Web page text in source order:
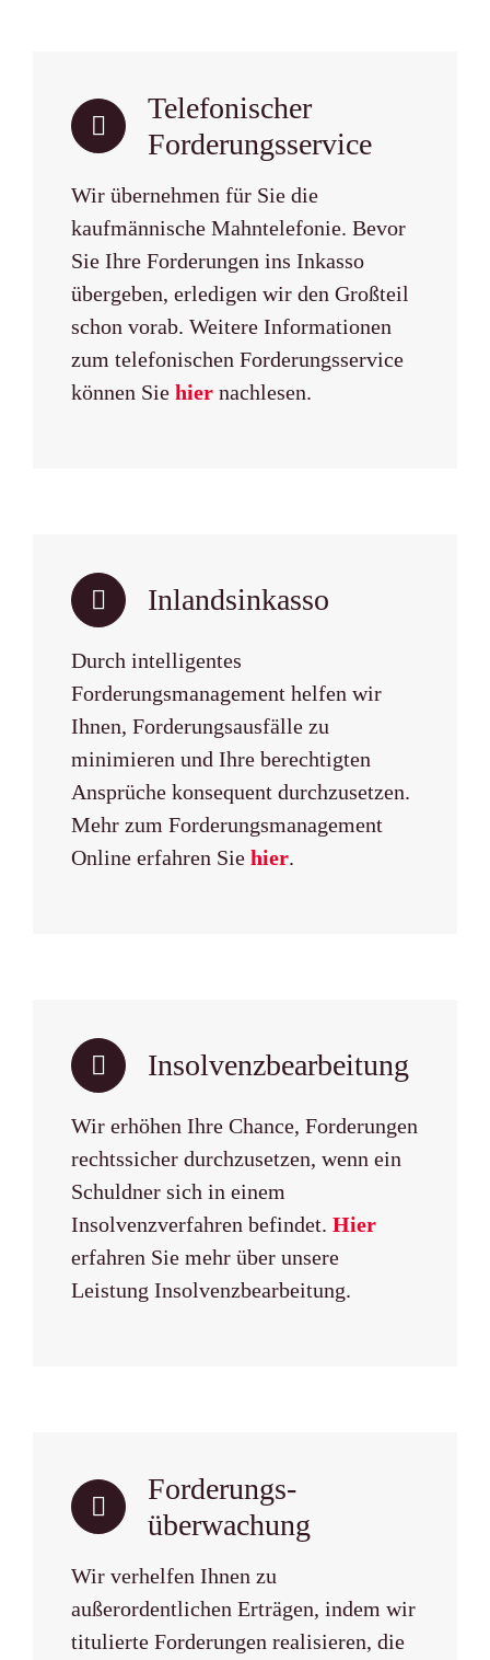
Telefonischer
Forderungs­service
Wir übernehmen für Sie die
kaufmännische Mahntelefonie. Bevor
Sie Ihre Forderungen ins Inkasso
übergeben, erledigen wir den Großteil
schon vorab. Weitere Informationen
zum telefonischen Forderungsservice
können Sie hiernachlesen.
Inlandsinkasso
Durch intelligentes
Forderungsmanagement helfen wir
Ihnen, Forderungsausfälle zu
minimieren und Ihre berechtigten
Ansprüche konsequent durchzusetzen.
Mehr zum Forderungsmanagement
Online erfahren Sie hier.
Insolvenz­bearbeitung
Wir erhöhen Ihre Chance, Forderungen
rechtssicher durchzusetzen, wenn ein
Schuldner sich in einem
Insolvenzverfahren befindet. Hier
erfahren Sie mehr über unsere
Leistung Insolvenzbearbeitung.
Forderungs­
überwachung
Wir verhelfen Ihnen zu
außerordentlichen Erträgen, indem wir
titulierte Forderungen realisieren, die